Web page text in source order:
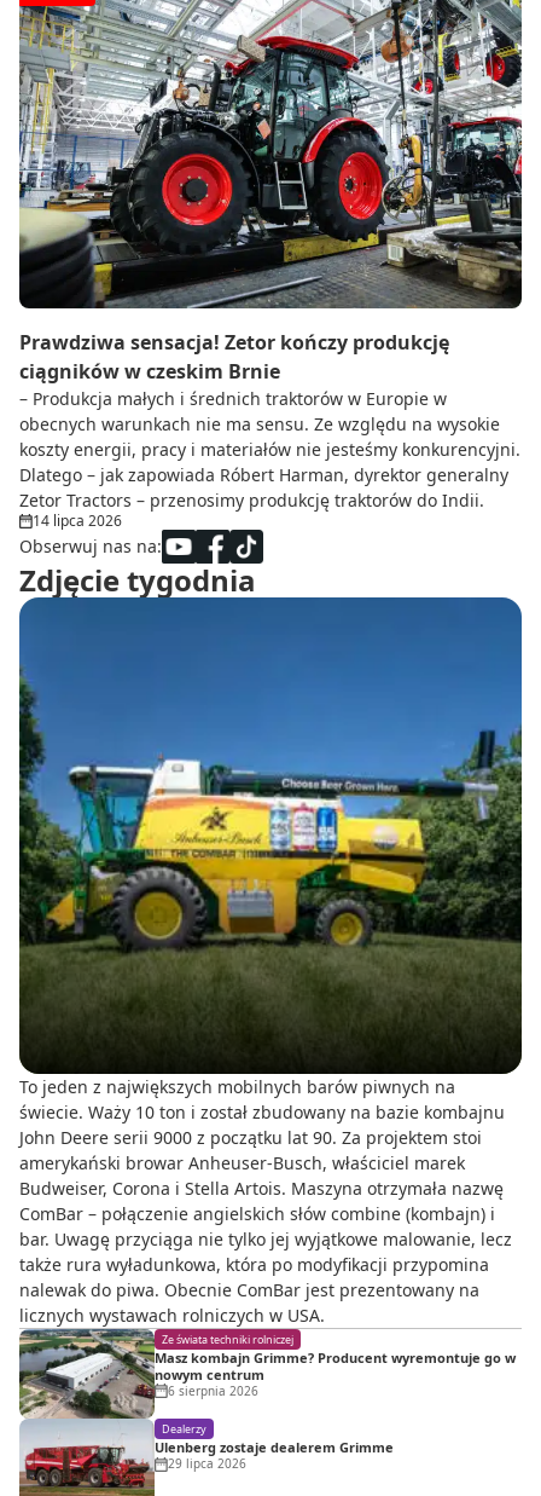
Prawdziwa sensacja! Zetor kończy produkcję
ciągników w czeskim Brnie
– Produkcja małych i średnich traktorów w Europie w
obecnych warunkach nie ma sensu. Ze względu na wysokie
koszty energii, pracy i materiałów nie jesteśmy konkurencyjni.
Dlatego – jak zapowiada Róbert Harman, dyrektor generalny
Zetor Tractors – przenosimy produkcję traktorów do Indii.
14 lipca 2026
Obserwuj nas na:
Zdjęcie tygodnia
To jeden z największych mobilnych barów piwnych na
świecie. Waży 10 ton i został zbudowany na bazie kombajnu
John Deere serii 9000 z początku lat 90. Za projektem stoi
amerykański browar Anheuser-Busch, właściciel marek
Budweiser, Corona i Stella Artois. Maszyna otrzymała nazwę
ComBar – połączenie angielskich słów combine (kombajn) i
bar. Uwagę przyciąga nie tylko jej wyjątkowe malowanie, lecz
także rura wyładunkowa, która po modyfikacji przypomina
nalewak do piwa. Obecnie ComBar jest prezentowany na
licznych wystawach rolniczych w USA.
Ze świata techniki rolniczej
Masz kombajn Grimme? Producent wyremontuje go w
nowym centrum
6 sierpnia 2026
Dealerzy
Ulenberg zostaje dealerem Grimme
29 lipca 2026